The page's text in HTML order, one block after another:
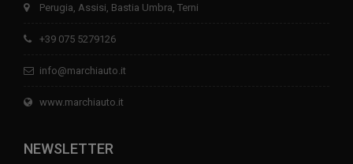
Perugia, Assisi, Bastia Umbra, Terni
+39 075 5279126
info@marchiauto.it
www.marchiauto.it
NEWSLETTER